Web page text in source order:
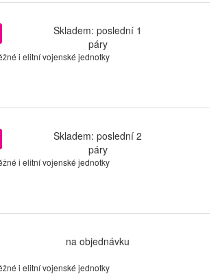
Skladem: poslední 1
páry
i elitní vojenské jednotky
Skladem: poslední 2
páry
i elitní vojenské jednotky
na objednávku
i elitní vojenské jednotky